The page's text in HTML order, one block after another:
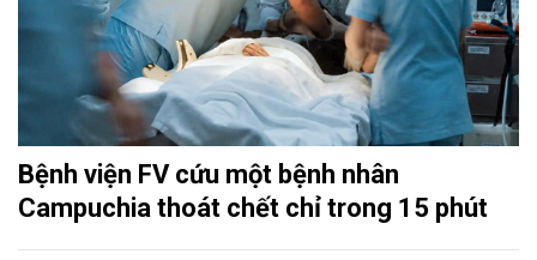
Bệnh viện FV cứu một bệnh nhân
Campuchia thoát chết chỉ trong 15 phút